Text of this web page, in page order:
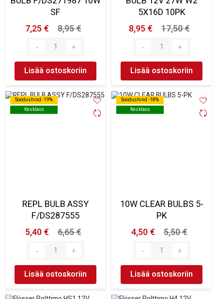
SF
7,25 €
8,95 €
Lisää ostoskoriin
5X16D 10PK
8,95 €
17,50 €
Lisää ostoskoriin
Soodushind -19%
Kesklaos
Soodushind -19%
Kesklaos
REPL BULB ASSY
F/DS287555
5,40 €
6,65 €
Lisää ostoskoriin
Soodushind -18%
Kesklaos
Soodushind -18%
Kesklaos
10W CLEAR BULBS 5-
PK
4,50 €
5,50 €
Lisää ostoskoriin